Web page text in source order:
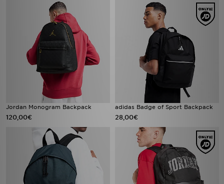
Jordan Monogram Backpack
120,00€
adidas Badge of Sport Backpack
28,00€